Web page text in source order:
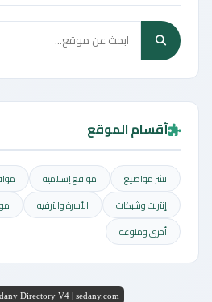
أقسام الموقع
نشر مواضيع مواقع إسلامية
إنترنت وشبكات
الأسرة والترفيه
أخرى ومنوعه
Directory V4 | sedany.com